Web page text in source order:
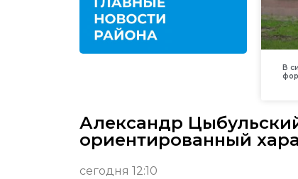
В
Александр
ориентированный
сегодня 12:10